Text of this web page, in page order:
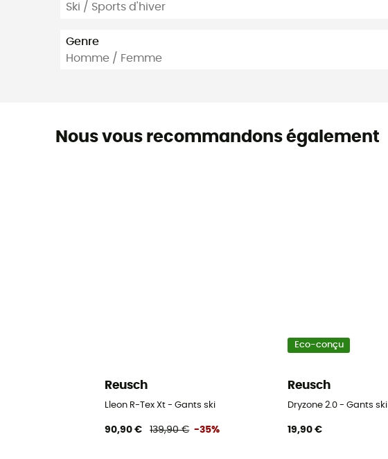
Ski / Sports d'hiver
Genre
Homme / Femme
Nous vous recommandons également
Reusch
Lleon R-Tex Xt - Gants ski
90,90 € 139,90 € -35%
Eco-conçu
Reusch
Dryzone 2.0 - Gants ski
19,90 €